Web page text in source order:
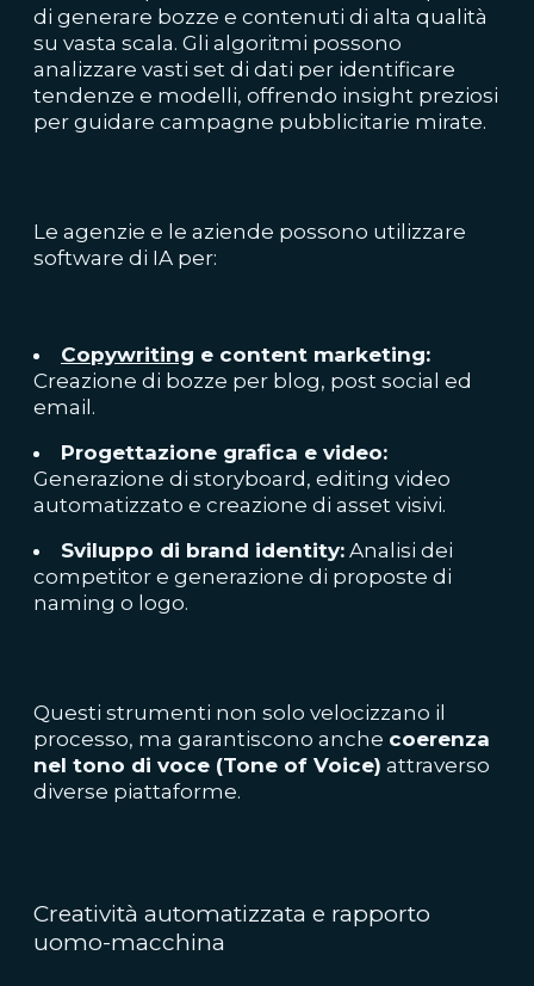
di generare bozze e contenuti di alta qualità
su vasta scala. Gli algoritmi possono
analizzare vasti set di dati per identificare
tendenze e modelli, offrendo insight preziosi
per guidare campagne pubblicitarie mirate.
Le agenzie e le aziende possono utilizzare
software di IA per:
Copywriting e content marketing:
Creazione di bozze per blog, post social ed
email.
Progettazione grafica e video:
Generazione di storyboard, editing video
automatizzato e creazione di asset visivi.
Sviluppo di brand identity: Analisi dei
competitor e generazione di proposte di
naming o logo.
Questi strumenti non solo velocizzano il
processo, ma garantiscono anche coerenza
nel tono di voce (Tone of Voice) attraverso
diverse piattaforme.
Creatività automatizzata e rapporto
uomo-macchina